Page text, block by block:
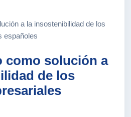
a la insostenibilidad de los
españoles
como solución a
de los